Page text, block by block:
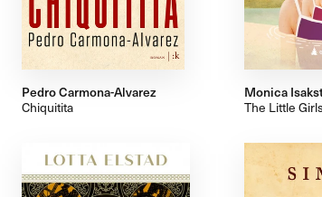
Pedro Carmona-Alvarez
Chiquitita
Monica
The Little Girls